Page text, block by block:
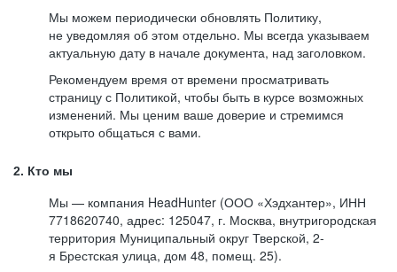
Мы можем периодически обновлять Политику,
не уведомляя об этом отдельно. Мы всегда указываем
актуальную дату в начале документа, над заголовком.
Рекомендуем время от времени просматривать
страницу с Политикой, чтобы быть в курсе возможных
изменений. Мы ценим ваше доверие и стремимся
открыто общаться с вами.
2. Кто мы
Мы — компания HeadHunter (ООО «Хэдхантер», ИНН
7718620740, адрес: 125047, г. Москва, внутригородская
территория Муниципальный округ Тверской, 2-
я Брестская улица, дом 48, помещ. 25).